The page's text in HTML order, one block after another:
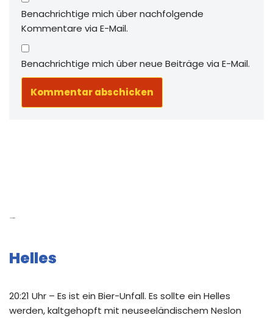
Benachrichtige mich über nachfolgende
Kommentare via E-Mail.
Benachrichtige mich über neue Beiträge via E-Mail.
Helles
20:21 Uhr – Es ist ein Bier-Unfall. Es sollte ein Helles
werden, kaltgehopft mit neuseeländischem Neslon